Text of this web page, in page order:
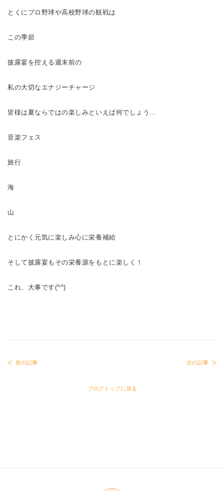
とくにプロ野球や高校野球の観戦は
この季節
披露宴を控える週末前の
私の大切なエナジーチャージ
皆様は夏ならではの楽しみといえば何でしょう...
音楽フェス
旅行
海
山
とにかく元気に楽しみ心に栄養補給
そして披露宴もその栄養源をもとに楽しく！
これ、大事です(^^)
前の記事
ブログトップに戻る
次の記事